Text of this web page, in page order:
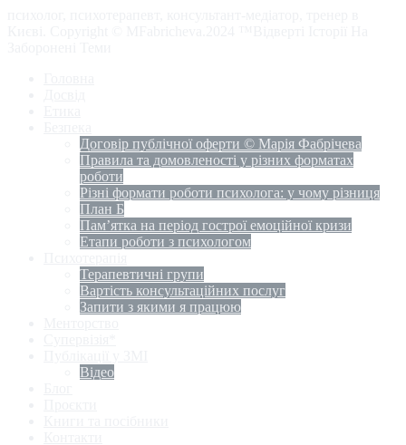
Договір публічної оферти © Марія Фабрічева
Правила та домовленості у різних форматах
роботи
Різні формати роботи психолога: у чому різниця
План Б
Пам’ятка на період гострої емоційної кризи
Етапи роботи з психологом
Терапевтичні групи
Вартість консультаційних послуг
Запити з якими я працюю
Відео